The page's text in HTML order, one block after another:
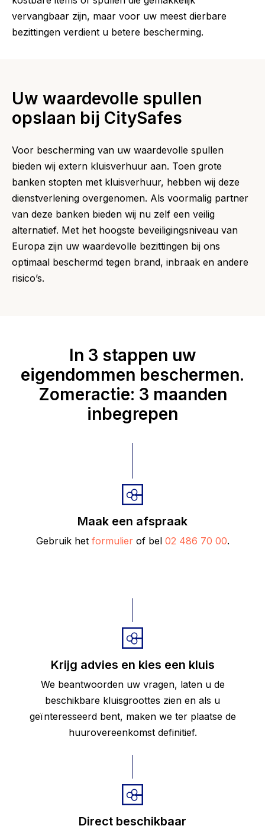
vervangbaar zijn, maar voor uw meest dierbare
bezittingen verdient u betere bescherming.
Uw waardevolle spullen
opslaan bij CitySafes
Voor bescherming van uw waardevolle spullen
bieden wij extern kluisverhuur aan. Toen grote
banken stopten met kluisverhuur, hebben wij deze
dienstverlening overgenomen. Als voormalig partner
van deze banken bieden wij nu zelf een veilig
alternatief. Met het hoogste beveiligingsniveau van
Europa zijn uw waardevolle bezittingen bij ons
optimaal beschermd tegen brand, inbraak en andere
risico’s.
In 3 stappen uw
eigendommen beschermen.
Zomeractie: 3 maanden
inbegrepen
Maak een afspraak
Gebruik het formulierof bel 02 486 70 00.
Krijg advies en kies een kluis
We beantwoorden uw vragen, laten u de
beschikbare kluisgroottes zien en als u
geïnteresseerd bent, maken we ter plaatse de
huurovereenkomst definitief.
Direct beschikbaar